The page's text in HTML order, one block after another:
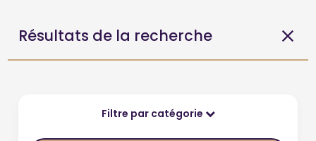
Résultats de la recherche
Filtre par catégorie